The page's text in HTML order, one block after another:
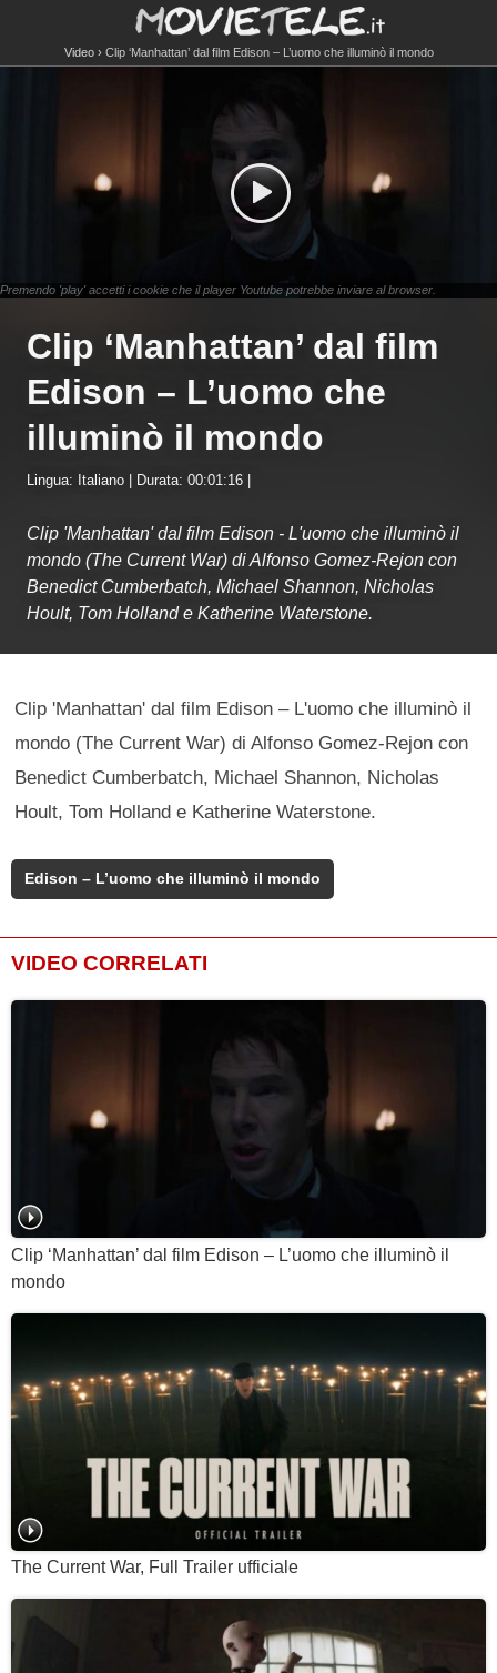
Video Clip ‘Manhattan’ dal film Edison – L’uomo che illuminò il mondo
Premendo 'play' accetti i cookie che il player Youtube potrebbe inviare al browser.
Clip ‘Manhattan’ dal film
Edison – L’uomo che
illuminò il mondo
Lingua: Italiano | Durata: 00:01:16 |
Clip 'Manhattan' dal film Edison - L'uomo che illuminò il
mondo (The Current War) di Alfonso Gomez-Rejon con
Benedict Cumberbatch, Michael Shannon, Nicholas
Hoult, Tom Holland e Katherine Waterstone.
Clip 'Manhattan' dal film Edison – L'uomo che illuminò il
mondo (The Current War) di Alfonso Gomez-Rejon con
Benedict Cumberbatch, Michael Shannon, Nicholas
Hoult, Tom Holland e Katherine Waterstone.
Edison – L’uomo che illuminò il mondo
VIDEO CORRELATI
Clip ‘Manhattan’ dal film Edison – L’uomo che illuminò il
mondo
The Current War, Full Trailer ufficiale